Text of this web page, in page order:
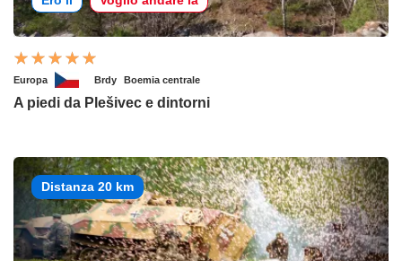
Europa Brdy Boemia centrale
A piedi da Plešivec e dintorni
Distanza 20 km